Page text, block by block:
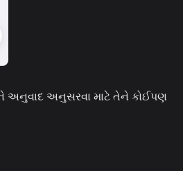
અનુવાદ અનુસરવા માટે તેને કોઈપણ